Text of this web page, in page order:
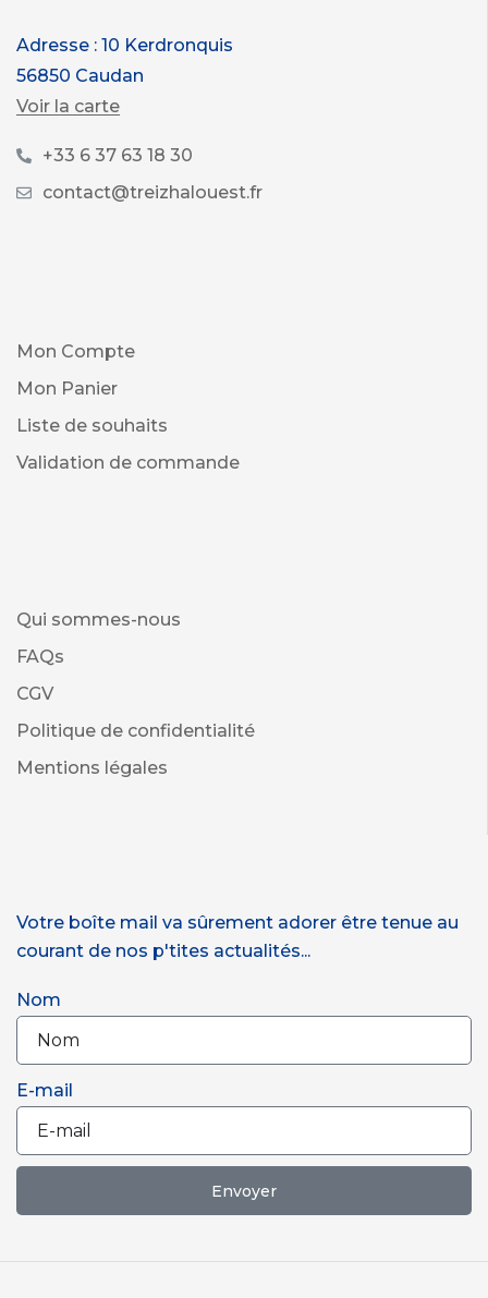
Adresse : 10 Kerdronquis
56850 Caudan
Voir la carte
+33 6 37 63 18 30
contact@treizhalouest.fr
Mon Compte
Mon Panier
Liste de souhaits
Validation de commande
Qui sommes-nous
FAQs
CGV
Politique de confidentialité
Mentions légales
Votre boîte mail va sûrement adorer être tenue au
courant de nos p'tites actualités...
Nom
E-mail
Envoyer